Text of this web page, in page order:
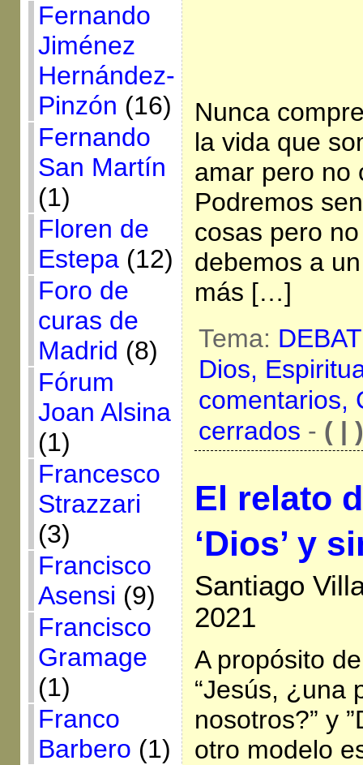
Fernando
Jiménez
Hernández-
Pinzón (16)
Fernando
San Martín
(1)
Floren de
Estepa(12)
Foro de
curas de
Madrid (8)
Fórum
Joan Alsina
(1)
Francesco
Strazzari
(3)
Francisco
Asensi (9)
Francisco
Gramage
(1)
Franco
Barbero (1)
Nunca
la vida que
amar pero no
Podremos
cosas pero
debemos a
más […]
Tema:
Dios,
comentarios,
cerrados - ( | )
El relato
‘Dios’ y
Santiago
2021
A propósito
“Jesús, ¿una
nosotros?” y
otro modelo